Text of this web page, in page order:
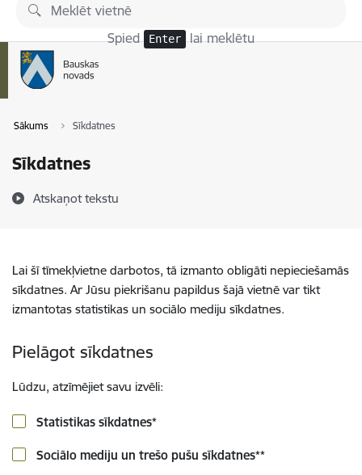
Pāriet uz lapas saturu
Spied Enter lai meklētu
Sākums Sīkdatnes
Sīkdatnes
Atskaņot tekstu
Lai šī tīmekļvietne darbotos, tā izmanto obligāti nepieciešamās
sīkdatnes. Ar Jūsu piekrišanu papildus šajā vietnē var tikt
izmantotas statistikas un sociālo mediju sīkdatnes.
Pielāgot sīkdatnes
Lūdzu, atzīmējiet savu izvēli:
Statistikas sīkdatnes*
Sociālo mediju un trešo pušu sīkdatnes**